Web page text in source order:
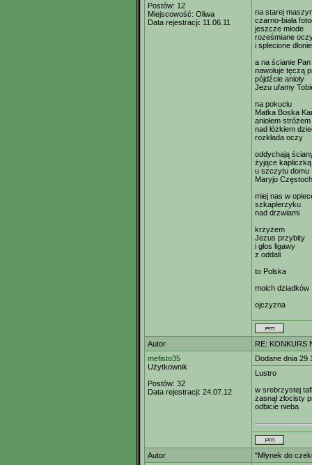
Postów: 12
Miejscowość: Oliwa
Data rejestracji: 11.06.11
na starej
czarno-biała
jeszcze młode
roześmiane
i splecione dłonie
a na ścianie Pan
nawołuje tęczą
pójdźcie anioły
Jezu ufamy
na pokuciu
Matka Boska
aniołem stróżem
nad łóżkiem
rozkłada oczy
oddychają
żyjące kapliczką
u szczytu domu
Maryjo
miej nas w
szkaplerzyku
nad drzwiami
krzyżem
Jezus przybity
i głos ligawy
z oddali
to Polska
moich dziadków
ojczyzna
Autor
RE: KONKURS
mefisto35
Użytkownik
Postów: 32
Data rejestracji: 24.07.12
Dodane dnia
Lustro
w srebrzystej
zasnął złocisty
odbicie nieba
Autor
"Młynek do